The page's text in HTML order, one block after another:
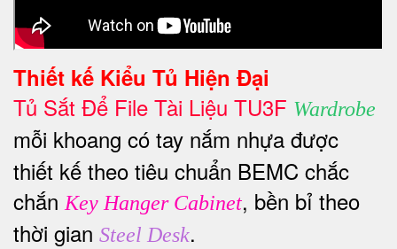
Thiết kế Kiểu Tủ Hiện Đại
Tủ Sắt Để File Tài Liệu TU3F Wardrobe
mỗi khoang có tay nắm nhựa được
thiết kế theo tiêu chuẩn BEMC chắc
chắn Key Hanger Cabinet, bền bỉ theo
thời gian Steel Desk.